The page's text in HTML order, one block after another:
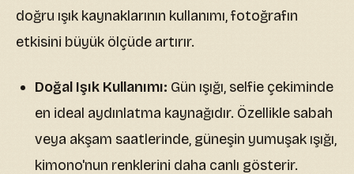
doğru ışık kaynaklarının kullanımı, fotoğrafın
etkisini büyük ölçüde artırır.
Doğal Işık Kullanımı: Gün ışığı, selfie çekiminde
en ideal aydınlatma kaynağıdır. Özellikle sabah
veya akşam saatlerinde, güneşin yumuşak ışığı,
kimono'nun renklerini daha canlı gösterir.